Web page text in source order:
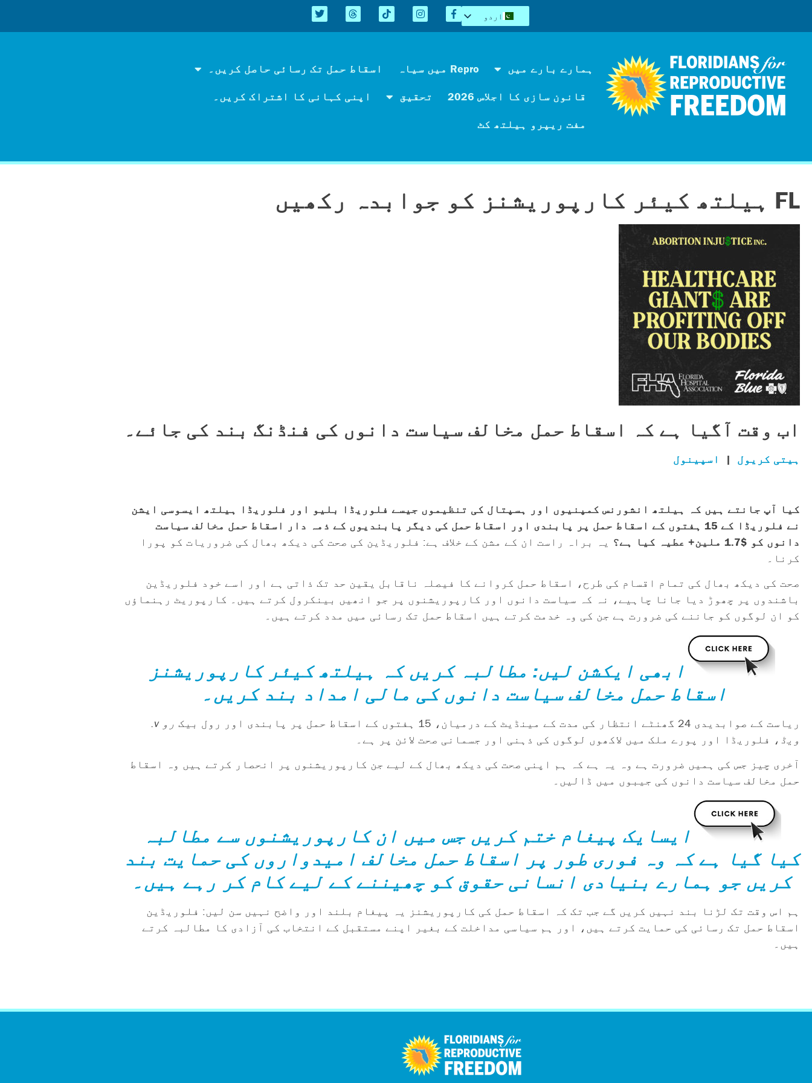
اردو
English
Tiếng Việt
ہمارے بارے میں Repro میں سیاہ
اسقاط حمل تک رسائی حاصل کریں۔
قانون سازی کا اجلاس 2026
تحقیق
اپنی کہانی کا اشتراک کریں۔
مفت ریپرو ہیلتھ کٹ
FL ہیلتھ کیئر کارپوریشنز کو جوابدہ رکھیں
اب وقت آگیا ہے کہ اسقاط حمل مخالف سیاست دانوں کی فنڈنگ بند کی جائے۔
ہیتی کریول | اسپینول
کیا آپ جانتے ہیں کہ ہیلتھ انشورنس کمپنیوں اور ہسپتال کی تنظیموں جیسے فلوریڈا بلیو اور فلوریڈا ہیلتھ ایسوسی ایشن
نے فلوریڈا کے 15 ہفتوں کے اسقاط حمل پر پابندی اور اسقاط حمل کی دیگر پابندیوں کے ذمہ دار اسقاط حمل مخالف سیاست
دانوں کو $1.7 ملین+ عطیہ کیا ہے؟
یہ براہ راست ان کے مشن کے خلاف ہے: فلوریڈین کی صحت کی دیکھ بھال کی ضروریات کو پورا
کرنا۔
صحت کی دیکھ بھال کی تمام اقسام کی طرح، اسقاط حمل کروانے کا فیصلہ ناقابل یقین حد تک ذاتی ہے اور اسے خود فلوریڈین
باشندوں پر چھوڑ دیا جانا چاہیے، نہ کہ سیاست دانوں اور کارپوریشنوں پر جو انھیں بینکرول کرتے ہیں۔ کارپوریٹ رہنماؤں
کو ان لوگوں کو جاننے کی ضرورت ہے جن کی وہ خدمت کرتے ہیں اسقاط حمل تک رسائی میں مدد کرتے ہیں۔
ابھی ایکشن لیں: مطالبہ کریں کہ ہیلتھ کیئر کارپوریشنز
اسقاط حمل مخالف سیاست دانوں کی مالی امداد بند کریں۔
ریاست کے صوابدیدی 24 گھنٹے انتظار کی مدت کے مینڈیٹ کے درمیان، 15 ہفتوں کے اسقاط حمل پر پابندی اور رول بیک
رو v.
ویڈ ، فلوریڈا اور پورے ملک میں لاکھوں لوگوں کی ذہنی اور جسمانی صحت لائن پر ہے۔
آخری چیز جس کی ہمیں ضرورت ہے وہ یہ ہے کہ ہم اپنی صحت کی دیکھ بھال کے لیے جن کارپوریشنوں پر انحصار کرتے ہیں وہ اسقاط
حمل مخالف سیاست دانوں کی جیبوں میں ڈالیں۔
ایسایک پیغام ختم کریں جس میں ان کارپوریشنوں سے مطالبہ
کیا گیا ہے کہ وہ فوری طور پر اسقاط حمل مخالف امیدواروں کی حمایت بند
کریں جو ہمارے بنیادی انسانی حقوق کو چھیننے کے لیے کام کر رہے ہیں۔
ہم اس وقت تک لڑنا بند نہیں کریں گے جب تک کہ اسقاط حمل کی کارپوریشنز یہ پیغام بلند اور واضح نہیں سن لیں: فلوریڈین
اسقاط حمل تک رسائی کی حمایت کرتے ہیں، اور ہم سیاسی مداخلت کے بغیر اپنے مستقبل کے انتخاب کی آزادی کا مطالبہ کرتے
ہیں۔